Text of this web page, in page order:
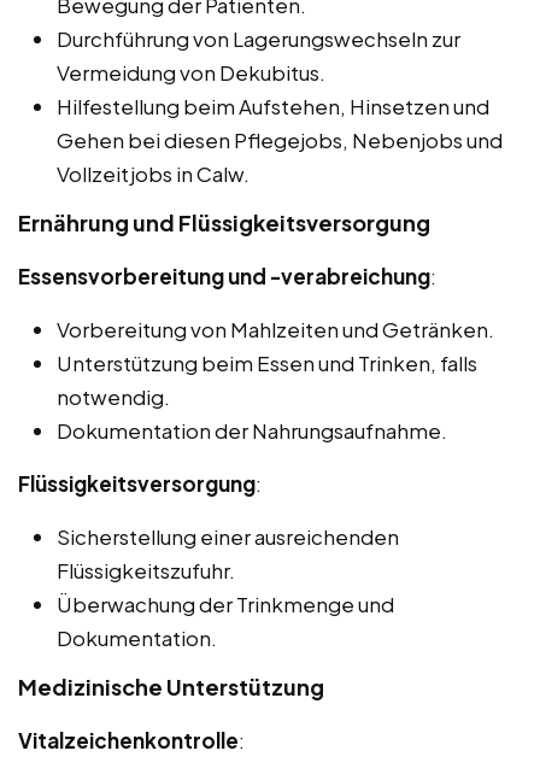
Durchführung von Lagerungswechseln zur
Vermeidung von Dekubitus.
Hilfestellung beim Aufstehen, Hinsetzen und
Gehen bei diesen Pflegejobs, Nebenjobs und
Vollzeitjobs in Calw.
Ernährung und Flüssigkeitsversorgung
Essensvorbereitung und -verabreichung:
Vorbereitung von Mahlzeiten und Getränken.
Unterstützung beim Essen und Trinken, falls
notwendig.
Dokumentation der Nahrungsaufnahme.
Flüssigkeitsversorgung:
Sicherstellung einer ausreichenden
Flüssigkeitszufuhr.
Überwachung der Trinkmenge und
Dokumentation.
Medizinische Unterstützung
Vitalzeichenkontrolle: